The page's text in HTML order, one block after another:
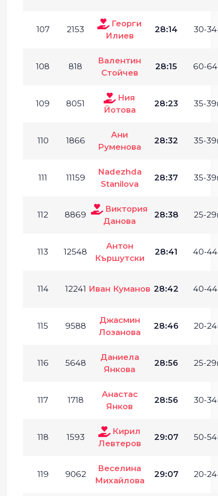
107 2153
Георги
Илиев
28:14 30-
108 818
Валентин
Стойчев
28:15 60-
109 8051
Ния
Йотова
28:23 35-
110 1866
Ани
Руменова
28:32 35-
111 11159
Nadezhda
Stanilova
28:37 35-
112 8869
Виктория
Данова
28:38 25-
113 12548
Антон
Кършутски
28:41 40-
114 12241 Иван Куманов 28:42 40-
115 9588
Джасмин
Лозанова
28:46 20-
116 5648
Даниела
Янкова
28:56 25-
117 1718
Анастас
Янков
28:56 30-
118 1593
Кирил
Левтеров
29:07 50-
119 9062
Веселина
Михайлова
29:07 20-